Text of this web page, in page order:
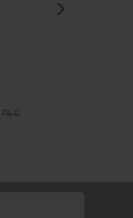
79 000 ₽